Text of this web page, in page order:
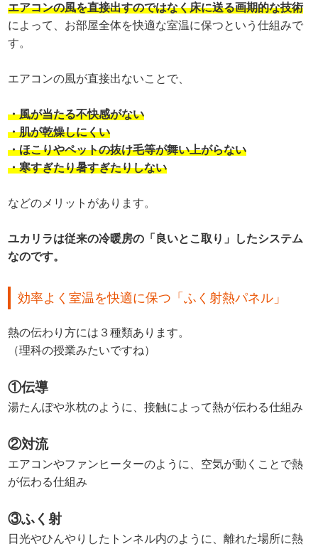
エアコンの風を直接出すのではなく床に送る画期的な技術
によって、お部屋全体を快適な室温に保つという仕組みで
す。
エアコンの風が直接出ないことで、
・風が当たる不快感がない
・肌が乾燥しにくい
・ほこりやペットの抜け毛等が舞い上がらない
・寒すぎたり暑すぎたりしない
などのメリットがあります。
ユカリラは従来の冷暖房の「良いとこ取り」したシステム
なのです。
効率よく室温を快適に保つ「ふく射熱パネル」
熱の伝わり方には３種類あります。
（理科の授業みたいですね）
①伝導
湯たんぽや氷枕のように、接触によって熱が伝わる仕組み
②対流
エアコンやファンヒーターのように、空気が動くことで熱
が伝わる仕組み
③ふく射
日光やひんやりしたトンネル内のように、離れた場所に熱